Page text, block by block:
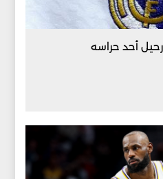
أحد حراسه